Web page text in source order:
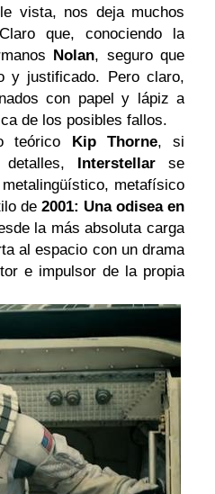
vista, nos deja muchos
que, conociendo la
Nolan, seguro que
y justificado. Pero claro,
con papel y lápiz a
de los posibles fallos.
teórico Kip Thorne, si
Interstellarse
metafísico
de 2001: Una odisea en
la más absoluta carga
al espacio con un drama
e impulsor de la propia